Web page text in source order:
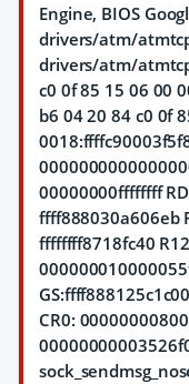
Engine, BIOS
drivers/atm/
drivers/atm/
c0 0f 85 15 06 00
b6 04 20 84 c0 0f
00000000ffffffff
ffff888030a606eb
ffffffff8718fc40
CR0: